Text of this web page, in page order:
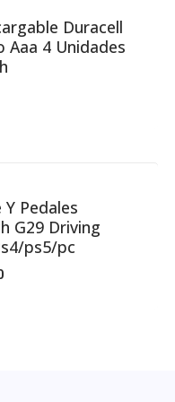
Duracell
Aaa 4 Unidades
Pedales
G29 Driving
ps5/pc